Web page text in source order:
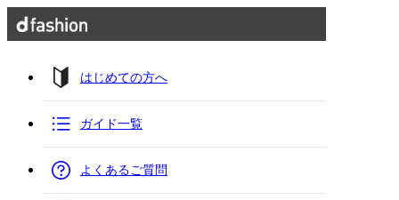
はじめての方へ
ガイド一覧
よくあるご質問